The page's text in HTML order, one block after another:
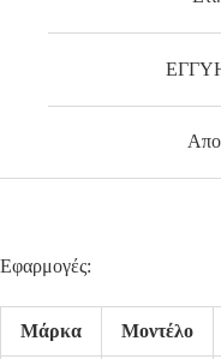
Εφαρμογές:
Μάρκα Μοντέλο